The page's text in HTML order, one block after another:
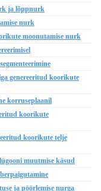
ja lõppnurk
nurk
moonutamise nurk
genereeritud koorikute
korruseplaanil
koorikute
koorikute telje
muutmise käsud
ja pöörlemise nurga